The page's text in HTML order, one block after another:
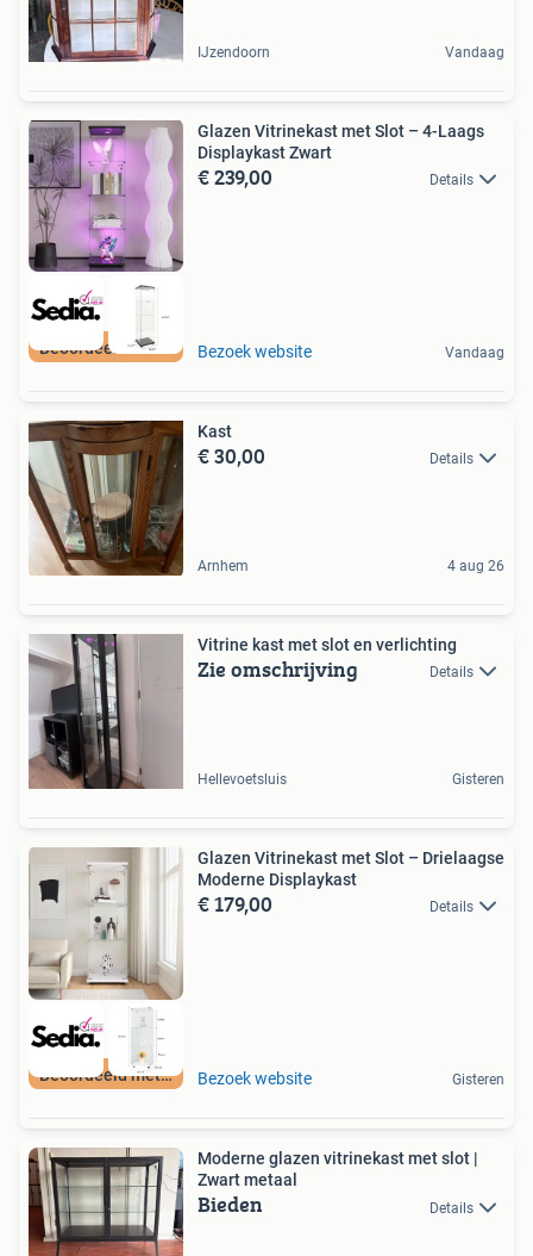
IJzendoorn Vandaag
Glazen Vitrinekast met Slot – 4-Laags
Displaykast Zwart
€ 239,00 Details
Bezoek website Vandaag
Kast
€ 30,00 Details
Arnhem 4 aug 26
Vitrine kast met slot en verlichting
Zie omschrijving Details
Hellevoetsluis Gisteren
Beoordeeld met 9+
Glazen Vitrinekast met Slot – Drielaagse
Moderne Displaykast
€ 179,00 Details
Bezoek website Gisteren
Moderne glazen vitrinekast met slot |
Zwart metaal
Bieden Details